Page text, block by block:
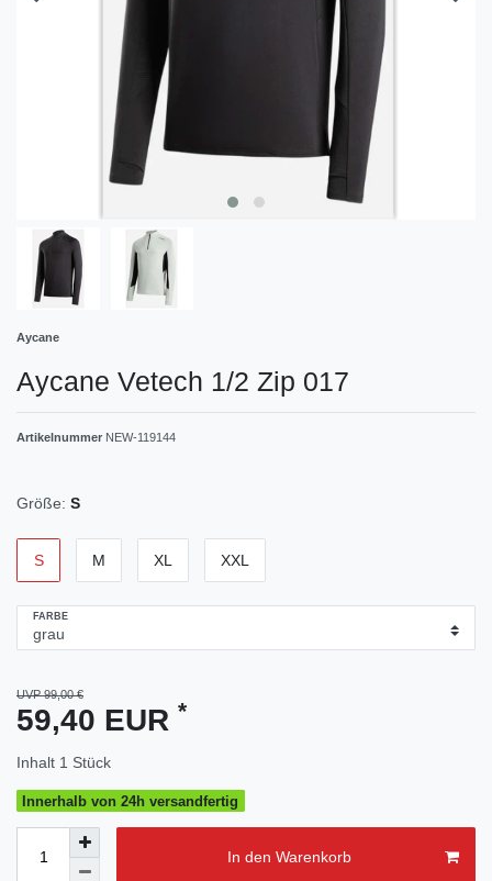
Aycane
Aycane Vetech 1/2 Zip 017
Artikelnummer NEW-119144
Größe: S
S M XL XXL
FARBE
UVP 99,00 €
59,40 EUR *
Inhalt 1 Stück
Innerhalb von 24h versandfertig
In den Warenkorb